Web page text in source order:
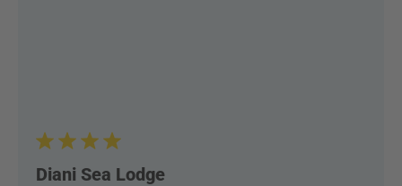
Diani Sea Lodge